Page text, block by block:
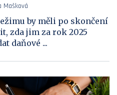
Mašková
by měli po skončení
zda jim za rok 2025
daňové ...